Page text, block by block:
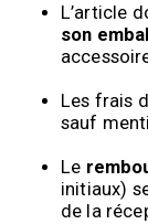
L’article
son
Les frais
sauf
Le
initiaux)
de la